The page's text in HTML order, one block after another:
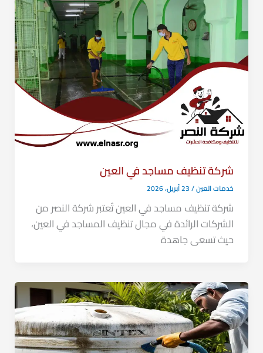
شركة تنظيف مساجد في العين
خدمات العين/23 أبريل، 2026
شركة تنظيف مساجد في العين تُعتبر شركة النصر من
الشركات الرائدة في مجال تنظيف المساجد في العين،
حيث تسعى جاهدة